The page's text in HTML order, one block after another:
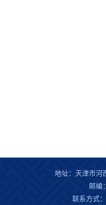
地址：天津市河
邮编
联系方式